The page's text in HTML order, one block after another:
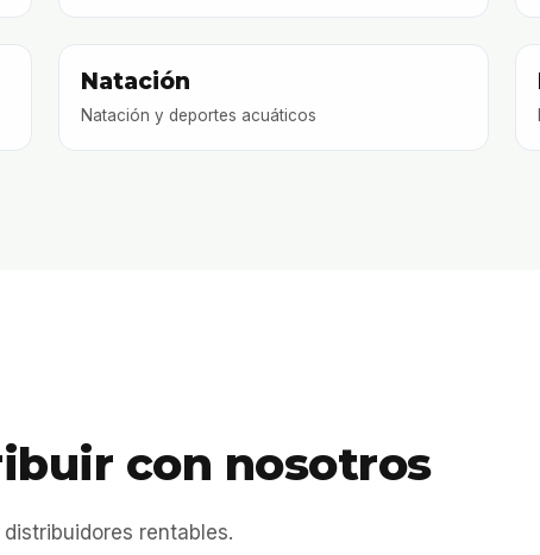
Natación
Natación y deportes acuáticos
con nosotros
rentables.